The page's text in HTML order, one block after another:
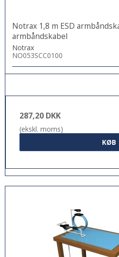
Notrax 1,8 m ESD
armbåndskabel
Notrax
NO053SCC0100
287,20 DKK
(ekskl. moms)
KØB